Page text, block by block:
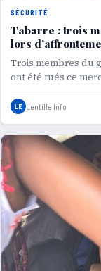
SÉCURITÉ
Tabarre : trois
lors
Trois membres du
ont été tués ce
LE Lentille Info